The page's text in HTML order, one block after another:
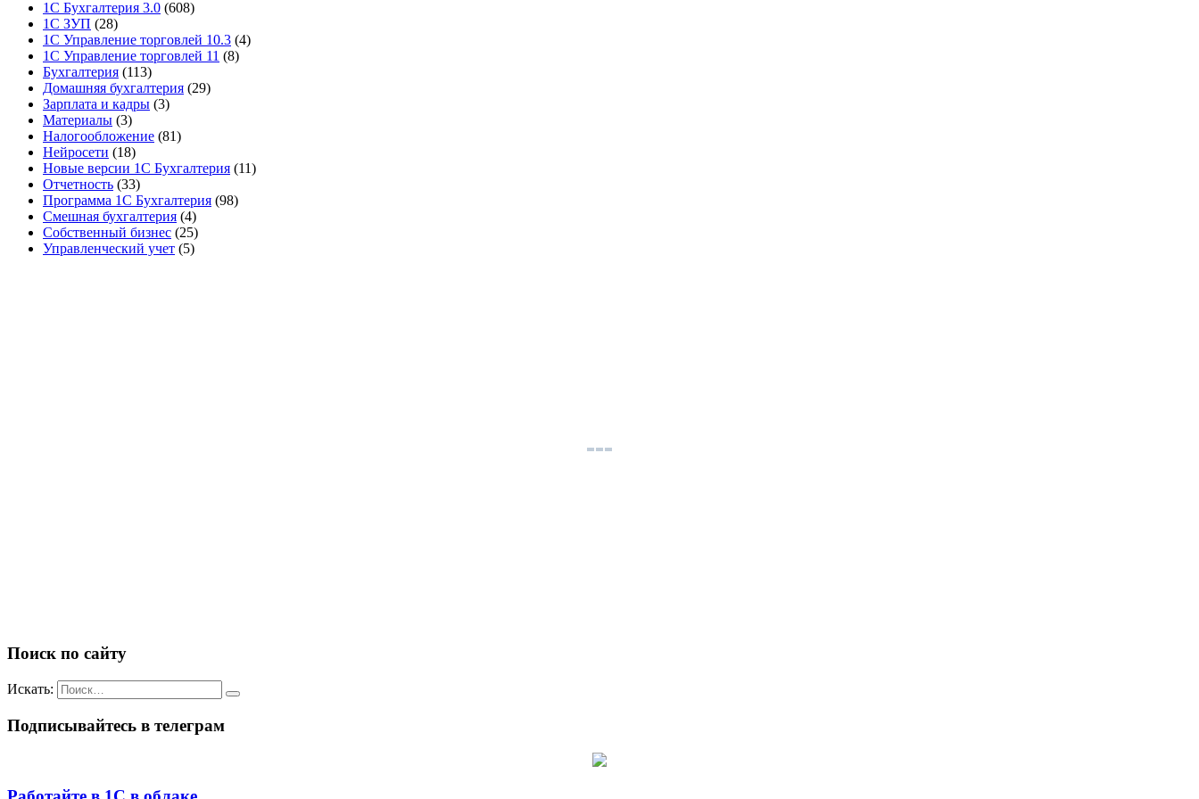
1С Бухгалтерия 3.0 (608)
1С ЗУП (28)
1С Управление торговлей 10.3 (4)
1С Управление торговлей 11 (8)
Бухгалтерия (113)
Домашняя бухгалтерия (29)
Зарплата и кадры (3)
Материалы (3)
Налогообложение (81)
Нейросети (18)
Новые версии 1С Бухгалтерия (11)
Отчетность (33)
Программа 1С Бухгалтерия (98)
Смешная бухгалтерия (4)
Собственный бизнес (25)
Управленческий учет (5)
Поиск по сайту
Искать:
Подписывайтесь в телеграм